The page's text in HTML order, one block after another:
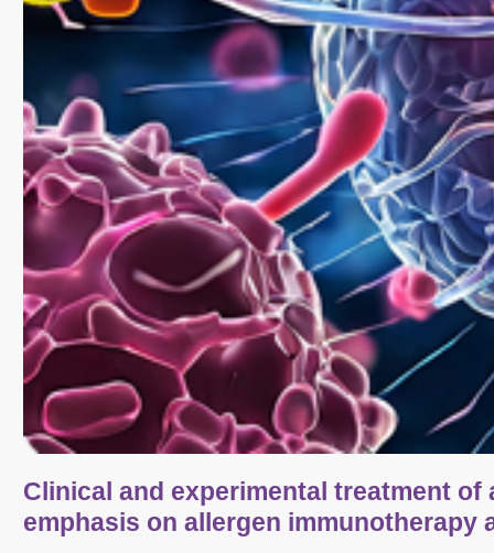
Clinical and experimental treatment of
emphasis on allergen immunotherapy